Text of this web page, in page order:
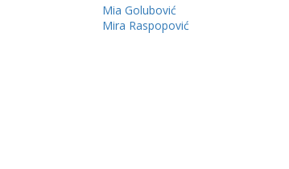
Mia Golubović
Mira Raspopović